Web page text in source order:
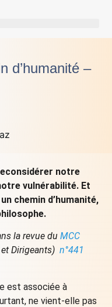
d’humanité –
notre
vulnérabilité. Et
chemin d’humanité,
la revue duMCC
et Dirigeants)n°441
est associée à
ne vient-elle pas